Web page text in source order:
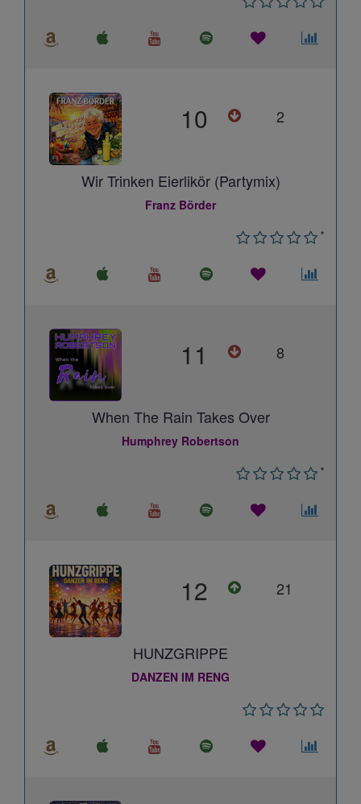
10 2
Wir Trinken Eierlikör (Partymix)
Franz Börder
*
11 8
When The Rain Takes Over
Humphrey Robertson
*
12 21
HUNZGRIPPE
DANZEN IM RENG